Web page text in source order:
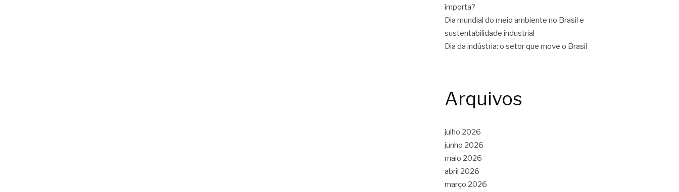
importa?
Dia mundial do meio ambiente no Brasil e
sustentabilidade industrial
Dia da indústria: o setor que move o Brasil
Arquivos
julho 2026
junho 2026
maio 2026
abril 2026
março 2026